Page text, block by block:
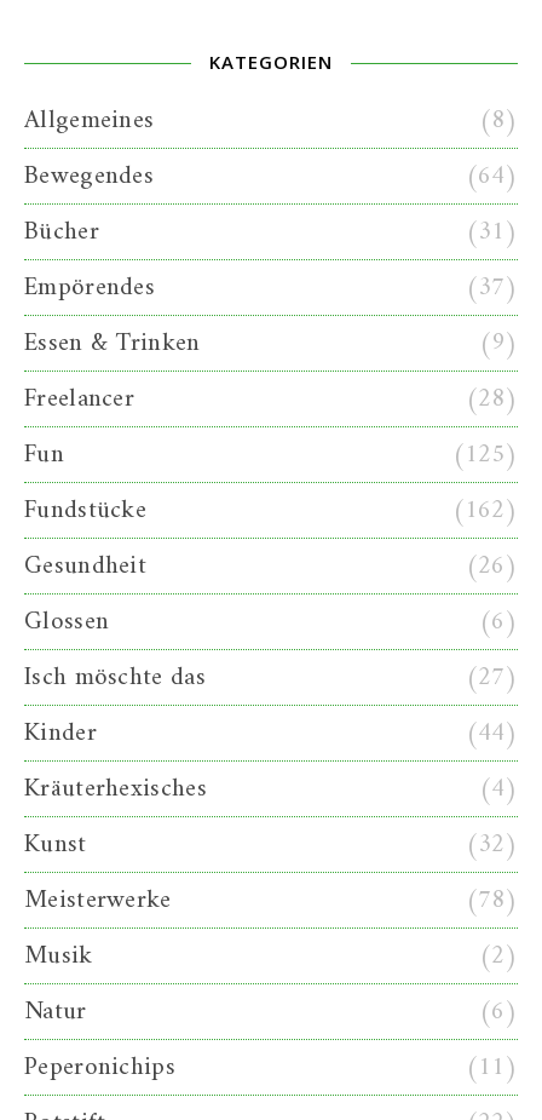
KATEGORIEN
Allgemeines
(8)
Bewegendes
(64)
Bücher
(31)
Empörendes
(37)
Essen & Trinken
(9)
Freelancer
(28)
Fun
(125)
Fundstücke
(162)
Gesundheit
(26)
Glossen
(6)
Isch möschte das
(27)
Kinder
(44)
Kräuterhexisches
(4)
Kunst
(32)
Meisterwerke
(78)
Musik
(2)
Natur
(6)
Peperonichips
(11)